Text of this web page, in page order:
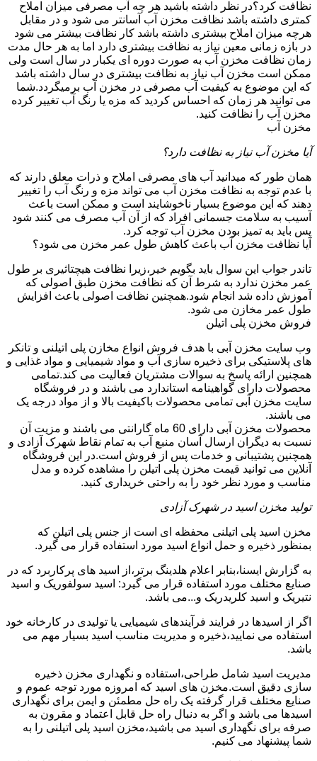
نظافت کرد؟در نظر داشته باشید هر چه آب مصرفی میزان املاح
کمتری داشته باشد نظافت مخزن آب آسانتر می شود و در مقابل
هرچه میزان املاح بیشتری داشته باشد کار نظافت بیشتر می شود
در بازه زمانی معین نیاز به نظافت بیشتری دارد اما به هر حال مدت
زمان نظافت مخزن آب به صورت دوره ای یکبار در سال است ولی
ممکن است مخزن آب نیاز به نظافت بیشتری در سال داشته باشد
که این موضوع به کیفیت آب مصرفی در مخزن آب برمیگردد.شما
می توانید هر زمان که احساس کردید که مزه یا رنگ آب تغییر کرده
مخزن آب را نظافت کنید.
مخزن آب
آیا مخزن آب نیاز به نظافت دارد؟
همان طور که میدانید آب های مصرفی املاح و ذرات معلق دارند که
با عدم توجه به نظافت مخزن آب می تواند مزه و رنگ آب را تغییر
دهند که این موضوع بسیار ناخوشایند است و ممکن است باعث
آسیب به سلامت جسمانی افراد که از آن آب مصرف می کنند شود
پس باید به تمیز بودن مخزن آب توجه کرد.
آیا نظافت مخزن آب باعث کاهش طول عمر مخزن می شود؟
تاندر جواب این سوال باید بگویم خیر،زیرا نظافت هیچتاثیری بر طول
عمر مخزن ندارد به شرط آن که نظافت مخزن طبق اصولی که
آموزش داده شد انجام شود.همچنین نظافت اصولی باعث افزایش
طول عمر مخازن می شود.
فروش مخزن پلی اتیلن
وب سایت مخزن آبی با هدف فروش انواع مخازن پلی اتیلنی و تانکر
های پلاستیکی برای ذخیره سازی آب و مواد شیمیایی و مواد غذایی و
همچنین ارائه پاسخ به سوالات مشتریان فعالیت می کند.تمامی
محصولات دارای گواهینامه استاندارد می باشند و در فروشگاه
سایت مخزن آبی تمامی محصولات باکیفیت بالا و از مواد درجه یک
می باشند.
محصولات مخزن آبی دارای 60 ماه گارانتی می باشند و مزیت آن
نسبت به دیگران ارسال آسان منبع آب به تمام نقاط شهرک آزادی و
همچنین پشتیبانی و خدمات پس از فروش است.در این فروشگاه
آنلاین می توانید قیمت مخزن پلی اتیلن را مشاهده کرده و مدل
مناسب و مورد نظر خود را به راحتی خریداری کنید.
تولید مخزن اسید در شهرک آزادی
مخزن اسید پلی اتیلنی محفظه ای است از جنس پلی اتیلن که
بمنظور ذخیره و حمل انواع اسید مورد استفاده قرار می گیرد.
به گزارش ایسنا،بنابر اعلام هلدینگ برتر،از اسید های پرکاربرد که در
صنایع مختلف مورد استفاده قرار می گیرد: اسید سولفوریک و اسید
نتیریک و اسید کلریدریک و...می باشد.
اگر از اسیدها در فرایند فرآیندهای شیمیایی یا تولیدی در کارخانه خود
استفاده می نمایید،ذخیره و مدیریت مناسب اسید بسیار مهم می
باشد.
مدیریت اسید شامل طراحی،استفاده و نگهداری مخزن ذخیره
سازی دقیق است.مخزن های اسید که امروزه مورد توجه عموم و
صنایع مختلف قرار گرفته یک راه حل مطمئن و ایمن برای نگهداری
اسیدها می باشد و اگر به دنبال راه حل قابل اعتماد و مقرون به
صرفه برای نگهداری اسید می باشید،مخزن اسید پلی اتیلنی را به
شما پیشنهاد می کنیم.